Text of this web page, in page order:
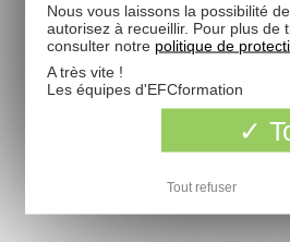
Nous vous laissons la possibilité
autorisez à recueillir. Pour plus de
consulter notre politique de
A très vite !
Les équipes d'EFCformation
Tout refuser